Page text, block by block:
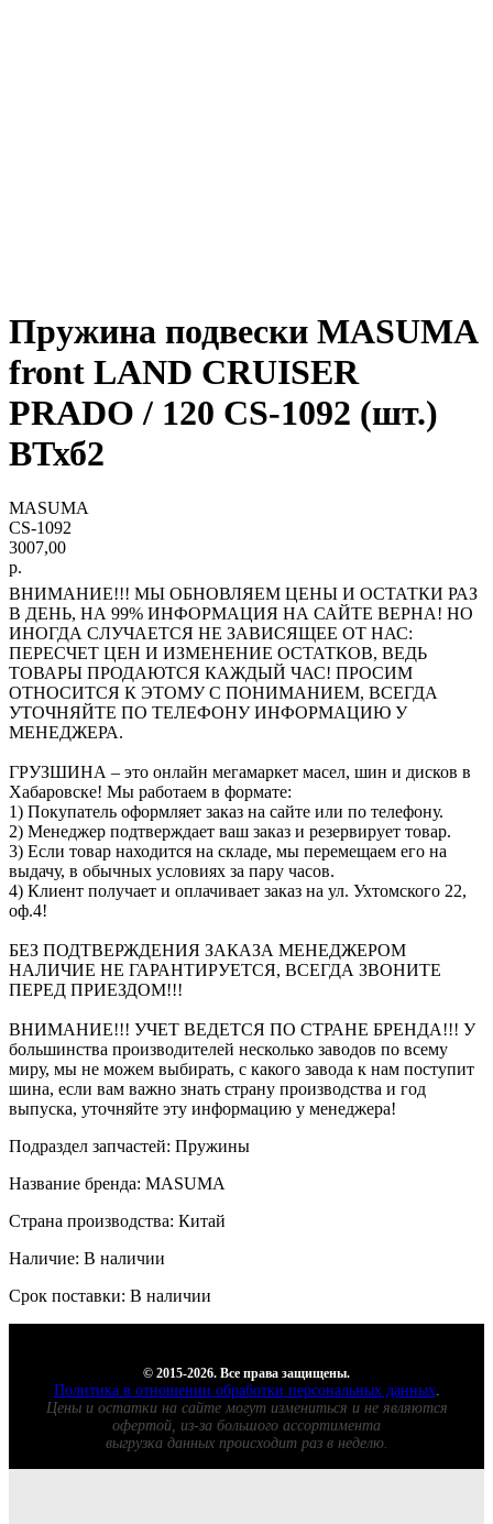
Пружина подвески MASUMA
front LAND CRUISER
PRADO / 120 CS-1092 (шт.)
ВТхб2
MASUMA
CS-1092
3007,00
р.
ВНИМАНИЕ!!! МЫ ОБНОВЛЯЕМ ЦЕНЫ И ОСТАТКИ РАЗ
В ДЕНЬ, НА 99% ИНФОРМАЦИЯ НА САЙТЕ ВЕРНА! НО
ИНОГДА СЛУЧАЕТСЯ НЕ ЗАВИСЯЩЕЕ ОТ НАС:
ПЕРЕСЧЕТ ЦЕН И ИЗМЕНЕНИЕ ОСТАТКОВ, ВЕДЬ
ТОВАРЫ ПРОДАЮТСЯ КАЖДЫЙ ЧАС! ПРОСИМ
ОТНОСИТСЯ К ЭТОМУ С ПОНИМАНИЕМ, ВСЕГДА
УТОЧНЯЙТЕ ПО ТЕЛЕФОНУ ИНФОРМАЦИЮ У
МЕНЕДЖЕРА.
ГРУЗШИНА – это онлайн мегамаркет масел, шин и дисков в
Хабаровске! Мы работаем в формате:
1) Покупатель оформляет заказ на сайте или по телефону.
2) Менеджер подтверждает ваш заказ и резервирует товар.
3) Если товар находится на складе, мы перемещаем его на
выдачу, в обычных условиях за пару часов.
4) Клиент получает и оплачивает заказ на ул. Ухтомского 22,
оф.4!
БЕЗ ПОДТВЕРЖДЕНИЯ ЗАКАЗА МЕНЕДЖЕРОМ
НАЛИЧИЕ НЕ ГАРАНТИРУЕТСЯ, ВСЕГДА ЗВОНИТЕ
ПЕРЕД ПРИЕЗДОМ!!!
ВНИМАНИЕ!!! УЧЕТ ВЕДЕТСЯ ПО СТРАНЕ БРЕНДА!!! У
большинства производителей несколько заводов по всему
миру, мы не можем выбирать, с какого завода к нам поступит
шина, если вам важно знать страну производства и год
выпуска, уточняйте эту информацию у менеджера!
Подраздел запчастей: Пружины
Название бренда: MASUMA
Страна производства: Китай
Наличие: В наличии
Срок поставки: В наличии
© 2015-2026. Все права защищены.
Политика в отношении обработки персональных данных.
Цены и остатки на сайте могут измениться и не являются
офертой, из-за большого ассортимента
выгрузка данных происходит раз в неделю.